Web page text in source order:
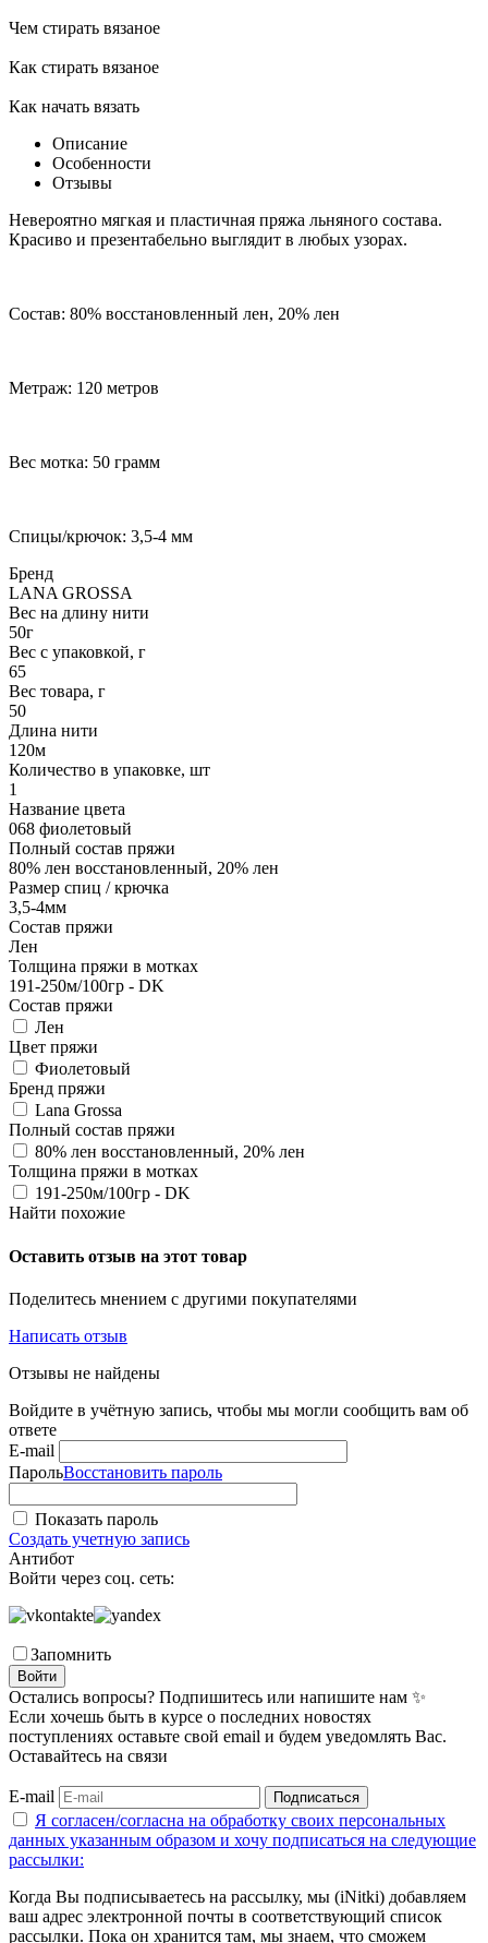
Чем стирать вязаное
Как стирать вязаное
Как начать вязать
Описание
Особенности
Отзывы
Невероятно мягкая и пластичная пряжа льняного состава.
Красиво и презентабельно выглядит в любых узорах.
Cостав: 80% восстановленный лен, 20% лен
Метраж: 120 метров
Вес мотка: 50 грамм
Спицы/крючок: 3,5-4 мм
Бренд
LANA GROSSA
Вес на длину нити
50г
Вес с упаковкой, г
65
Вес товара, г
50
Длина нити
120м
Количество в упаковке, шт
1
Название цвета
068 фиолетовый
Полный состав пряжи
80% лен восстановленный, 20% лен
Размер спиц / крючка
3,5-4мм
Состав пряжи
Лен
Толщина пряжи в мотках
191-250м/100гр - DK
Состав пряжи
Лен
Цвет пряжи
Фиолетовый
Бренд пряжи
Lana Grossa
Полный состав пряжи
80% лен восстановленный, 20% лен
Толщина пряжи в мотках
191-250м/100гр - DK
Найти похожие
Оставить отзыв на этот товар
Поделитесь мнением с другими покупателями
Написать отзыв
Отзывы не найдены
Войдите в учётную запись, чтобы мы могли сообщить вам об
ответе
E-mail
ПарольВосстановить пароль
Показать пароль
Создать учетную запись
Антибот
Войти через соц. сеть:
Запомнить
Войти
Остались вопросы? Подпишитесь или напишите нам ✨
Если хочешь быть в курсе о последних новостях
поступлениях оставьте свой email и будем уведомлять Вас.
Оставайтесь на связи
E-mail Подписаться
Я согласен/согласна на обработку своих персональных
данных указанным образом и хочу подписаться на следующие
рассылки:
Когда Вы подписываетесь на рассылку, мы (iNitki) добавляем
ваш адрес электронной почты в соответствующий список
рассылки. Пока он хранится там, мы знаем, что сможем